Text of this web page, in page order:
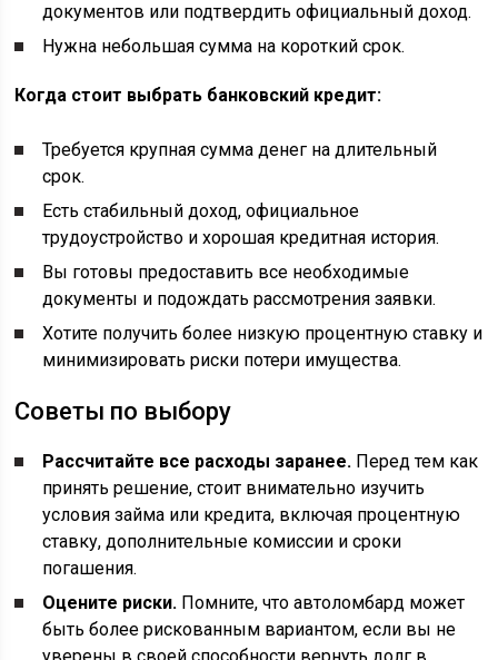
документов или подтвердить официальный доход.
Нужна небольшая сумма на короткий срок.
Когда стоит выбрать банковский кредит:
Требуется крупная сумма денег на длительный
срок.
Есть стабильный доход, официальное
трудоустройство и хорошая кредитная история.
Вы готовы предоставить все необходимые
документы и подождать рассмотрения заявки.
Хотите получить более низкую процентную ставку и
минимизировать риски потери имущества.
Советы по выбору
Рассчитайте все расходы заранее. Перед тем как
принять решение, стоит внимательно изучить
условия займа или кредита, включая процентную
ставку, дополнительные комиссии и сроки
погашения.
Оцените риски. Помните, что автоломбард может
быть более рискованным вариантом, если вы не